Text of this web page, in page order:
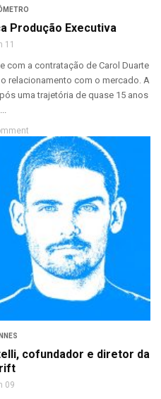
Produção Executiva
11
com a contratação de Carol Duarte
relacionamento com o mercado. A
uma trajetória de quase 15 anos
cofundador e diretor da
09